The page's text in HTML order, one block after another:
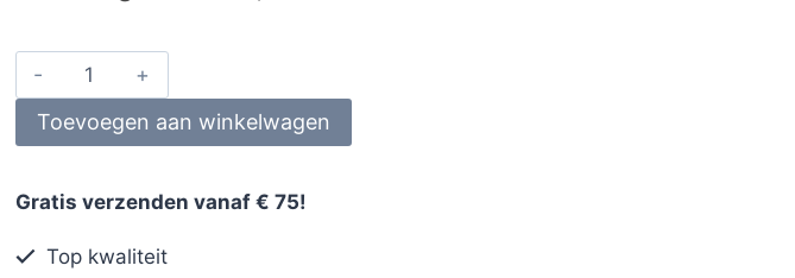
Toevoegen aan winkelwagen
Gratis verzenden vanaf € 75!
Top kwaliteit